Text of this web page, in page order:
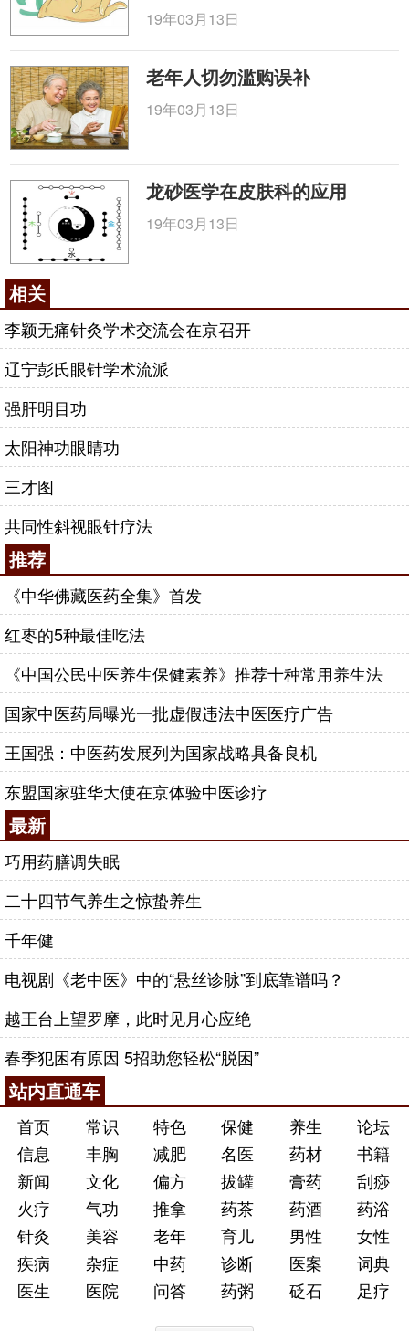
华，心悸怔忡，头晕失眠，气短神疲，食欲缺乏，舌
淡苔白，脉细无力。
咨询电话：010-87876186
19年03月13日
老年人切勿滥购误补
19年03月13日
龙砂医学在皮肤科的应用
19年03月13日
相关
李颖无痛针灸学术交流会在京召开
辽宁彭氏眼针学术流派
强肝明目功
太阳神功眼睛功
三才图
共同性斜视眼针疗法
推荐
《中华佛藏医药全集》首发
红枣的5种最佳吃法
《中国公民中医养生保健素养》推荐十种常用养生法
国家中医药局曝光一批虚假违法中医医疗广告
王国强：中医药发展列为国家战略具备良机
东盟国家驻华大使在京体验中医诊疗
最新
巧用药膳调失眠
二十四节气养生之惊蛰养生
千年健
电视剧《老中医》中的“悬丝诊脉”到底靠谱吗？
越王台上望罗摩，此时见月心应绝
春季犯困有原因 5招助您轻松“脱困”
站内直通车
首页 常识 特色 保健 养生
论坛
信息
丰胸 减肥 名医 药材
书籍
新闻
文化 偏方 拔罐 膏药
刮痧
火疗
气功 推拿 药茶 药酒
药浴
针灸
美容 老年 育儿 男性
女性
疾病
杂症 中药 诊断 医案
词典
医生
医院 问答 药粥 砭石 足疗